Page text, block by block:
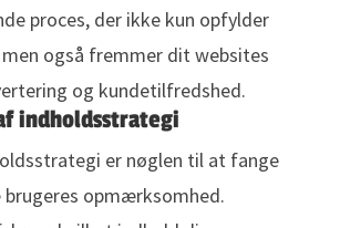
proces, der ikke kun opfylder
men også fremmer dit websites
og kundetilfredshed.
indholdsstrategi
er nøglen til at fange
opmærksomhed.